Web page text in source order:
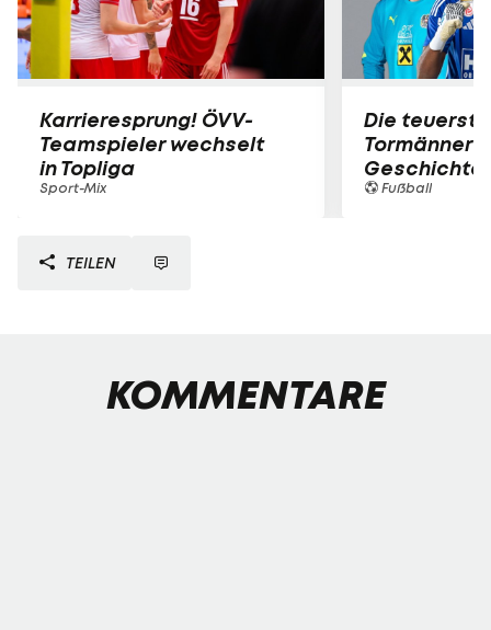
Karrieresprung! ÖVV-
Teamspieler wechselt
in Topliga
Sport-Mix
Die
Tormänner
Geschichte
Fußball
TEILEN
KOMMENTARE